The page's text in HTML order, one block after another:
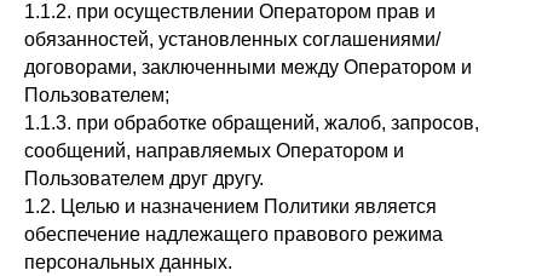
1.1.2. при осуществлении Оператором прав и
обязанностей, установленных соглашениями/
договорами, заключенными между Оператором и
Пользователем;
1.1.3. при обработке обращений, жалоб, запросов,
сообщений, направляемых Оператором и
Пользователем друг другу.
1.2. Целью и назначением Политики является
обеспечение надлежащего правового режима
персональных данных.